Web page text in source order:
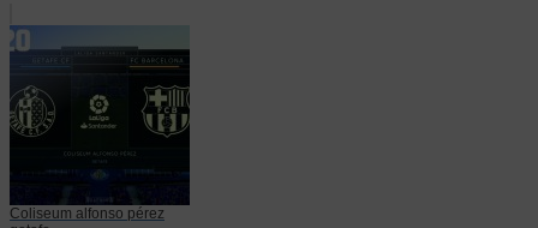
Coliseum alfonso pérez